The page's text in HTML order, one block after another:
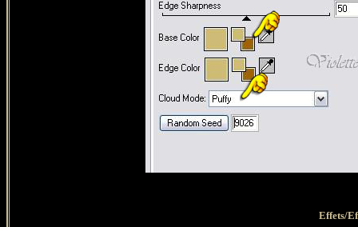
Effets/